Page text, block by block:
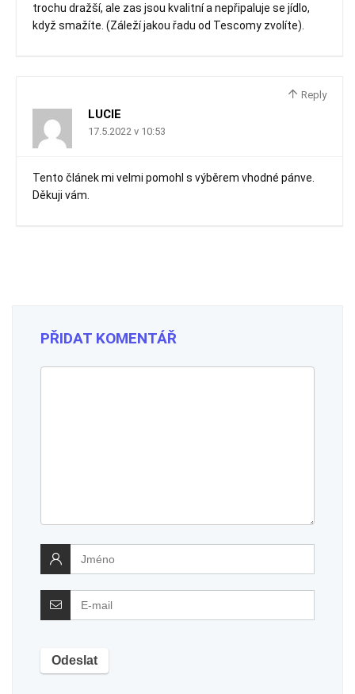
trochu dražší, ale zas jsou kvalitní a nepřipaluje se jídlo,
když smažíte. (Záleží jakou řadu od Tescomy zvolíte).
Reply
LUCIE
17.5.2022 v 10:53
Tento článek mi velmi pomohl s výběrem vhodné pánve.
Děkuji vám.
PŘIDAT KOMENTÁŘ